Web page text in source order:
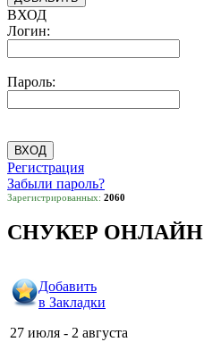
ВХОД
Логин:
Пароль:
Регистрация
Забыли пароль?
Зарегистрированных: 2060
СНУКЕР ОНЛАЙН
Добавить
в Закладки
27 июля - 2 августа